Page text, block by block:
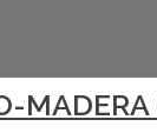
MADERA